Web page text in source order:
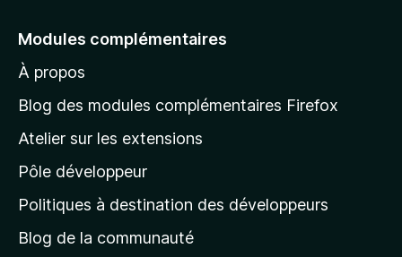
e
à
l
p
a
g
d
Modules complémentaires
À propos
Blog des modules complémentaires Firefox
Atelier sur les extensions
Pôle développeur
Politiques à destination des développeurs
Blog de la communauté